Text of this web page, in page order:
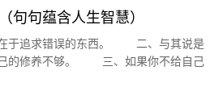
句句蕴含人生智慧）
于追求错误的东西。 二、与其说是
己的修养不够。 三、如果你不给自己